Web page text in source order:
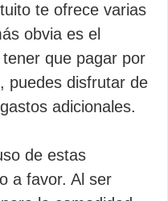
te ofrece varias
obvia es el
que pagar por
puedes disfrutar de
adicionales.
de estas
a favor. Al ser